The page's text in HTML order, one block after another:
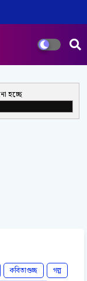
হচ্ছে
কবিতাগুচ্ছ
গল্প